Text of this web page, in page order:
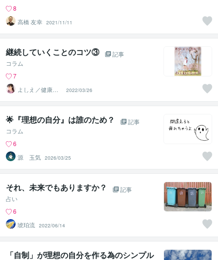
8
高橋 友幸 2021/11/11
継続していくことのコツ③
記事
コラム
7
よしえ／健康コ
ーディネーター
2022/03/26
🌟『理想の自分』は誰のため？
記事
コラム
6
源 玉気 2026/03/25
それ、未来でもありますか？
記事
占い
6
琥珀流 2022/06/14
「自制」が理想の自分を作る為のシンプル